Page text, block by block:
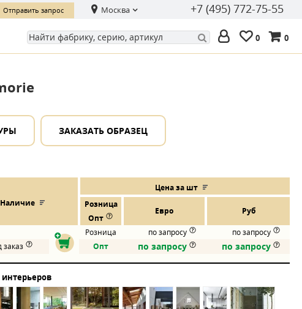
Отправить запрос Москва +7 (495) 772-75-55
0 0
ЗАКАЗАТЬ ОБРАЗЕЦ
Наличие
Цена за шт
Розница
Евро Руб
Опт
Розница по запросу
по запросу
заказ
Опт по запросу по запросу